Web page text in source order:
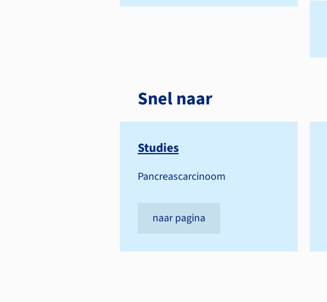
Snel naar
Studies
Pancreascarcinoom
naar pagina